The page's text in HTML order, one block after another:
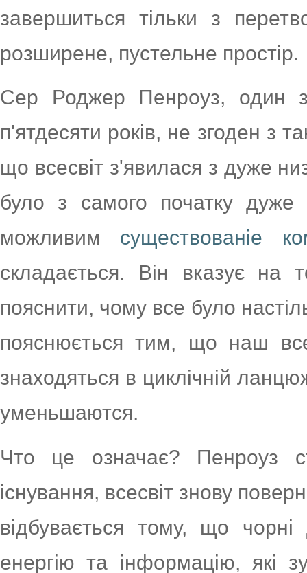
завершиться тільки з
розширене, пустельне простір.
Сер Роджер Пенроуз, один з
п'ятдесяти років, не згоден з
що всесвіт з'явилася з дуже
було з самого початку
можливим существованіе
складається. Він вказує
пояснити, чому все було
пояснюється тим, що наш
знаходяться в циклічній
уменьшаются.
Что це означає? Пенроуз
існування, всесвіт знову
відбувається тому, що
енергію та інформацію, які